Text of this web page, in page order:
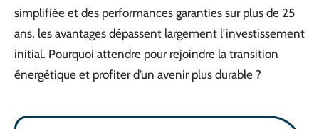
simplifiée et des performances garanties sur plus de 25
ans, les avantages dépassent largement l’investissement
initial. Pourquoi attendre pour rejoindre la transition
énergétique et profiter d’un avenir plus durable ?